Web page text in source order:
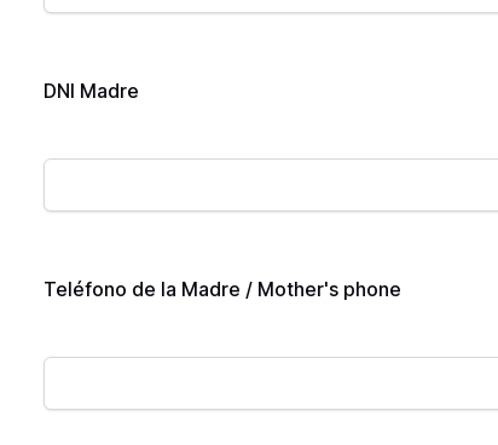
DNI Madre
Teléfono de la Madre / Mother's phone